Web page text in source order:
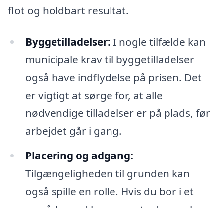
flot og holdbart resultat.
Byggetilladelser: I nogle tilfælde kan
municipale krav til byggetilladelser
også have indflydelse på prisen. Det
er vigtigt at sørge for, at alle
nødvendige tilladelser er på plads, før
arbejdet går i gang.
Placering og adgang:
Tilgængeligheden til grunden kan
også spille en rolle. Hvis du bor i et